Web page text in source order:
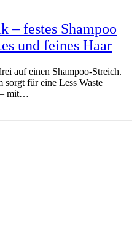
– festes Shampoo
und feines Haar
auf einen Shampoo-Streich.
für eine Less Waste
– mit…